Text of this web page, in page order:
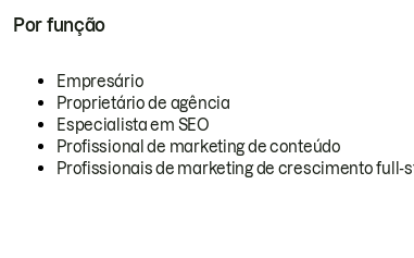
Por função
Empresário
Proprietário de agência
Especialista em SEO
Profissional de marketing de conteúdo
Profissionais de marketing de crescimento full-